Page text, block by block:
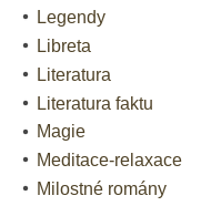
Legendy
Libreta
Literatura
Literatura faktu
Magie
Meditace-relaxace
Milostné romány